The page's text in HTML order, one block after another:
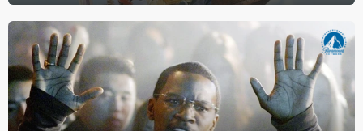
agenten.